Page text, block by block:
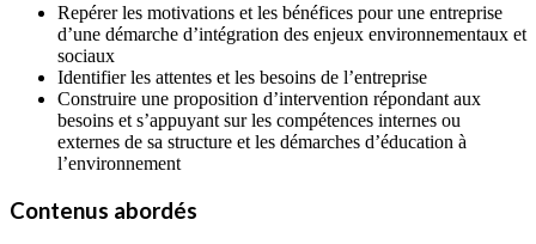
Repérer les motivations et les bénéfices pour une entreprise
d’une démarche d’intégration des enjeux environnementaux et
sociaux
Identifier les attentes et les besoins de l’entreprise
Construire une proposition d’intervention répondant aux
besoins et s’appuyant sur les compétences internes ou
externes de sa structure et les démarches d’éducation à
l’environnement
Contenus abordés